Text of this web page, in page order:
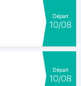
Départ
10/08
Départ
10/08